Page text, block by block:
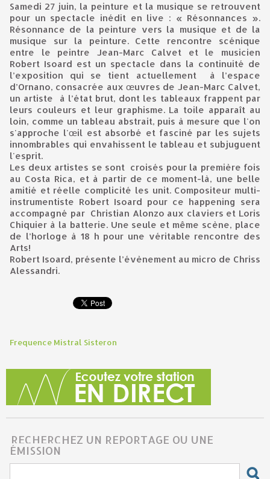
Samedi 27 juin, la peinture et la musique se retrouvent
pour un spectacle inédit en live : « Résonnances ».
Résonnance de la peinture vers la musique et de la
musique sur la peinture. Cette rencontre scénique
entre le peintre Jean-Marc Calvet et le musicien
Robert Isoard est un spectacle dans la continuité de
l’exposition qui se tient actuellement à l’espace
d’Ornano, consacrée aux œuvres de Jean-Marc Calvet,
un artiste à l’état brut, dont les tableaux frappent par
leurs couleurs et leur graphisme. La toile apparaît au
loin, comme un tableau abstrait, puis à mesure que l'on
s'approche l'œil est absorbé et fasciné par les sujets
innombrables qui envahissent le tableau et subjuguent
l'esprit.
Les deux artistes se sont croisés pour la première fois
au Costa Rica, et à partir de ce moment-là, une belle
amitié et réelle complicité les unit. Compositeur multi-
instrumentiste Robert Isoard pour ce happening sera
accompagné par Christian Alonzo aux claviers et Loris
Chiquier à la batterie. Une seule et même scène, place
de l’horloge à 18 h pour une véritable rencontre des
Arts!
Robert Isoard, présente l’évènement au micro de Chriss
Alessandri.
Frequence Mistral Sisteron
RECHERCHEZ UN REPORTAGE OU UNE
ÉMISSION